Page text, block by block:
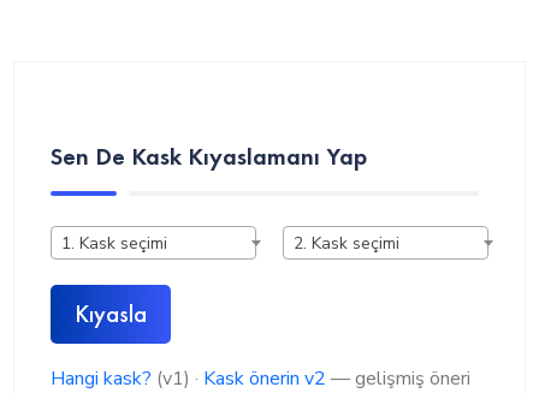
Sen De Kask Kıyaslamanı Yap
1. Kask seçimi 2. Kask seçimi
Kıyasla
Hangi kask? (v1) · Kask önerin v2 — gelişmiş öneri